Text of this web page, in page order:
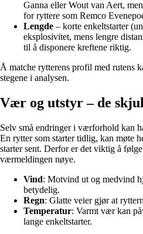
Ganna eller Wout van Aert,
for ryttere som Remco
Lengde – korte enkeltstarter
eksplosivitet, mens lengre
til å disponere kreftene riktig.
Å matche rytterens profil med rutens
stegene i analysen.
Vær og utstyr – de
Selv små endringer i værforhold kan
En rytter som starter tidlig, kan møte
starter sent. Derfor er det viktig å
værmeldingen nøye.
Vind: Motvind ut og medvind
betydelig.
Regn: Glatte veier gjør at
Temperatur: Varmt vær kan
lange enkeltstarter.